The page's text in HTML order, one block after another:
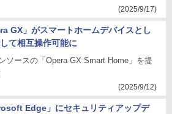
(2025/9/17)
GX」がスマートホームデバイスとし
て相互操作可能に
ソースの「Opera GX Smart Home」を提
(2025/9/12)
Edge」にセキュリティアップデ